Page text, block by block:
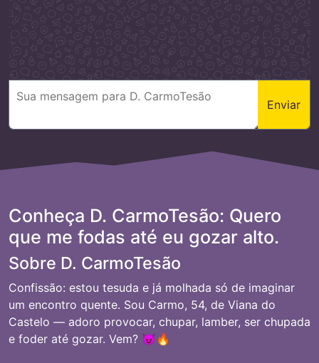
Enviar
Conheça D. CarmoTesão: Quero
que me fodas até eu gozar alto.
Sobre D. CarmoTesão
Confissão: estou tesuda e já molhada só de imaginar
um encontro quente. Sou Carmo, 54, de Viana do
Castelo — adoro provocar, chupar, lamber, ser chupada
e foder até gozar. Vem? 😈🔥